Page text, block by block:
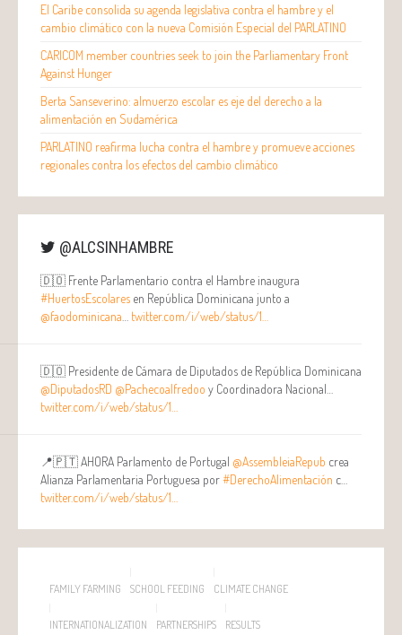
El Caribe consolida su agenda legislativa contra el hambre y el
cambio climático con la nueva Comisión Especial del PARLATINO
CARICOM member countries seek to join the Parliamentary Front
Against Hunger
Berta Sanseverino: almuerzo escolar es eje del derecho a la
alimentación en Sudamérica
PARLATINO reafirma lucha contra el hambre y promueve acciones
regionales contra los efectos del cambio climático
@ALCSINHAMBRE
🇩🇴 Frente Parlamentario contra el Hambre inaugura
#HuertosEscolares en República Dominicana junto a
@faodominicana
twitter.com/i/web/status/1…
🇩🇴 Presidente de Cámara de Diputados de República Dominicana
@DiputadosRD @Pachecoalfredoo y Coordinadora Nacional…
twitter.com/i/web/status/1…
📍🇵🇹 AHORA Parlamento de Portugal @AssembleiaRepub crea
Alianza Parlamentaria Portuguesa por#DerechoAlimentación c…
twitter.com/i/web/status/1…
FAMILY FARMING SCHOOL FEEDING CLIMATE CHANGE
INTERNATIONALIZATION PARTNERSHIPS RESULTS